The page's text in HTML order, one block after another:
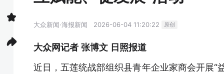
大众新闻·海报新闻 2026-06-04 11:20:22 原创
大众网记者 张博文 日照报道
近日，五莲统战部组织县青年企业家商会开展“